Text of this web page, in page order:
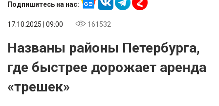
Подпишитесь на нас:
17.10.2025 | 09:00 161532
Названы районы Петербурга,
где быстрее дорожает аренда
«трешек»